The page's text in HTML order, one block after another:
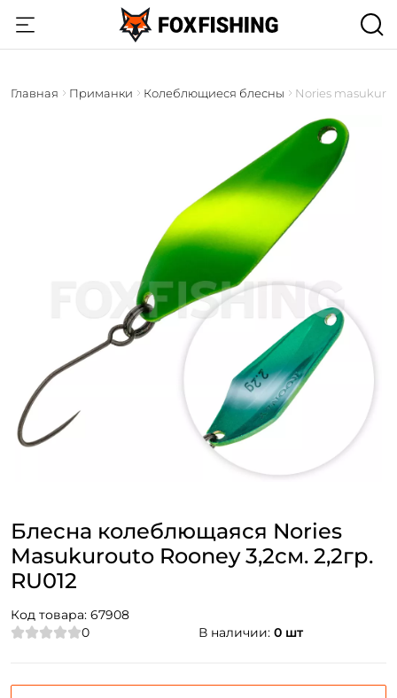
Главная Приманки Колеблющиеся блесны Nories
Блесна колеблющаяся Nories
Masukurouto Rooney 3,2см. 2,2гр.
RU012
Код товара: 67908
0
В наличии: 0 шт